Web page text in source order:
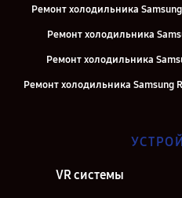
Ремонт холодильника Samsung
Ремонт холодильника
Ремонт холодильника
Ремонт холодильника Samsung
VR системы